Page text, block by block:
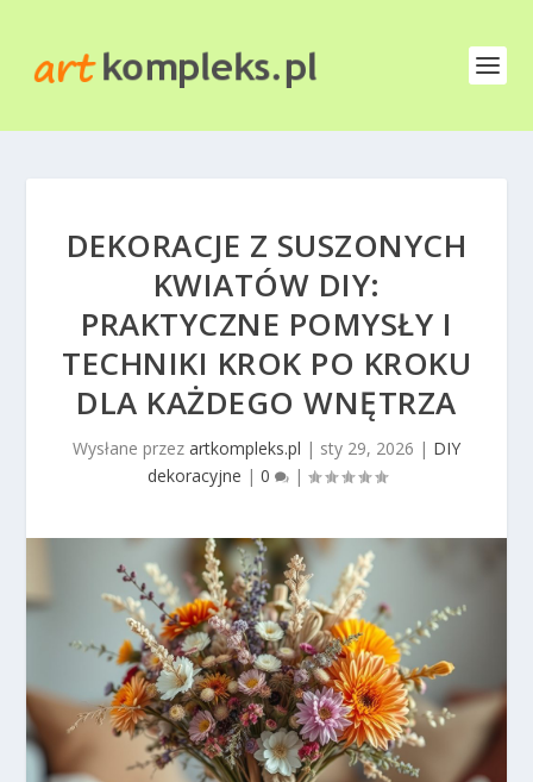
DEKORACJE Z SUSZONYCH
KWIATÓW DIY:
PRAKTYCZNE POMYSŁY I
TECHNIKI KROK PO KROKU
DLA KAŻDEGO WNĘTRZA
Wysłane przez artkompleks.pl | sty 29, 2026 | DIY
dekoracyjne | 0 |